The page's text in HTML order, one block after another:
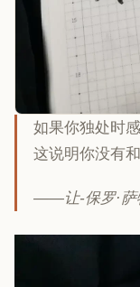
如果你独处时
这说明你没有
——让-保罗·萨